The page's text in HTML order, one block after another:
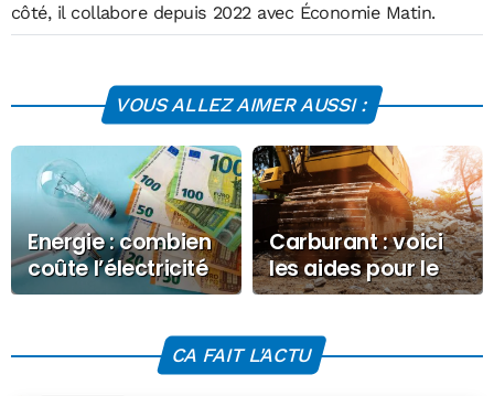
côté, il collabore depuis 2022 avec Économie Matin.
VOUS ALLEZ AIMER AUSSI :
Energie : combien
coûte l’électricité
ce Jeudi 5 février
Carburant : voici
les aides pour le
BTP
CA FAIT L'ACTU